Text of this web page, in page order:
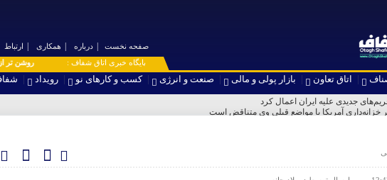
صفحه نخست درباره همکاری
ارتباط
۞ پایگاه خبری اتاق شفاف :
روشن تر از
اتاق تعاون بازار پولی و مالی صنعت و انرژی کسب و کارهای نو رویداد
جدیدی علیه ایران اعمال کرد
خزانه‌داری آمریکا با مواضع قبلی وی متناقض است
ارزی تقاضاهای غیرواقعی را حذف کرد